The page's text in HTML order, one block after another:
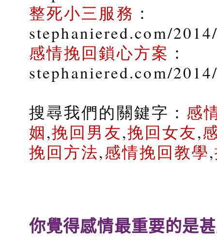
整死小三服務 ：
stephaniered.com/
感情挽回鎖心方案 ：
stephaniered.com/
搜尋我們的關鍵字： 感
姻,挽回男友,挽回女友,
挽回方法,感情挽回教學,
你覺得感情最重要的是